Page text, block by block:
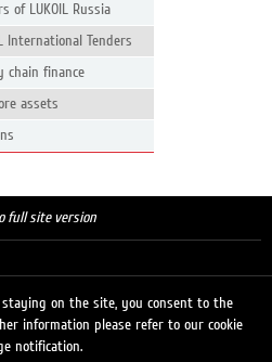
of LUKOIL Russia
International Tenders
chain finance
assets
full site version
staying on the site, you consent to the
information please refer to our cookie
notification.